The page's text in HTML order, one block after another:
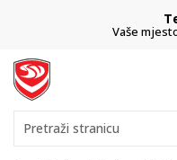
Vaše
Pretraži stranicu